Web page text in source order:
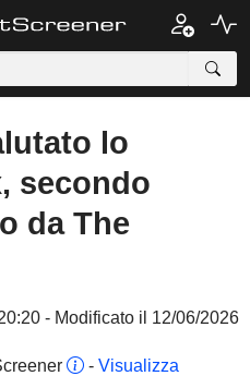
lo
secondo
da The
- Modificato il 12/06/2026
- Visualizza